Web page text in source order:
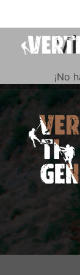
¡No